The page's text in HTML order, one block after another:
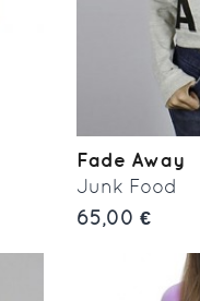
Fade Away
Junk Food
65,00 €